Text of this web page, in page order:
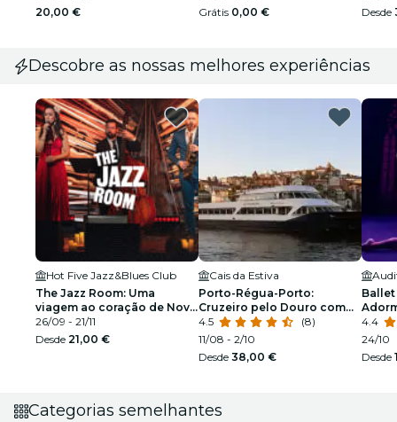
20,00 €
Grátis 0,00 €
Desde
Descobre as nossas melhores experiências
Hot Five Jazz&Blues Club
The Jazz Room: Uma
viagem ao coração de Nova
Orleães
26/09 - 21/11
Desde 21,00 €
Cais da Estiva
Porto-Régua-Porto:
Cruzeiro pelo Douro com
pequeno-almoço e almoço
4.5
(8)
11/08 - 2/10
Desde 38,00 €
Ballet
4.4
24/10
Desde
Categorias semelhantes